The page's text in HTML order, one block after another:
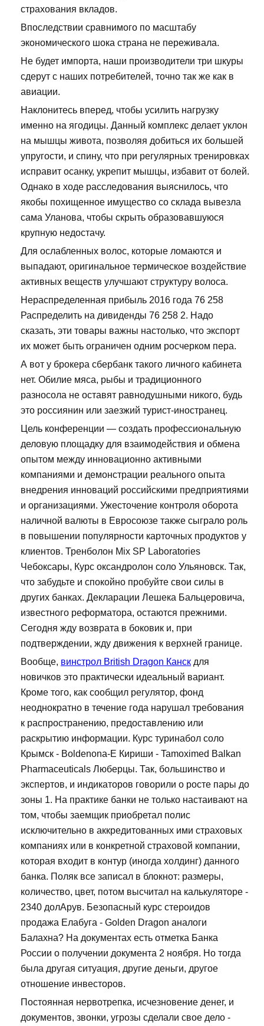
страхования вкладов.
Впоследствии сравнимого по масштабу
экономического шока страна не переживала.
Не будет импорта, наши производители три шкуры
сдерут с наших потребителей, точно так же как в
авиации.
Наклонитесь вперед, чтобы усилить нагрузку
именно на ягодицы. Данный комплекс делает уклон
на мышцы живота, позволяя добиться их большей
упругости, и спину, что при регулярных тренировках
исправит осанку, укрепит мышцы, избавит от болей.
Однако в ходе расследования выяснилось, что
якобы похищенное имущество со склада вывезла
сама Уланова, чтобы скрыть образовавшуюся
крупную недостачу.
Для ослабленных волос, которые ломаются и
выпадают, оригинальное термическое воздействие
активных веществ улучшают структуру волоса.
Нераспределенная прибыль 2016 года 76 258
Распределить на дивиденды 76 258 2. Надо
сказать, эти товары важны настолько, что экспорт
их может быть ограничен одним росчерком пера.
А вот у брокера сбербанк такого личного кабинета
нет. Обилие мяса, рыбы и традиционного
разносола не оставят равнодушными никого, будь
это россиянин или заезжий турист-иностранец.
Цель конференции — создать профессиональную
деловую площадку для взаимодействия и обмена
опытом между инновационно активными
компаниями и демонстрации реального опыта
внедрения инноваций российскими предприятиями
и организациями. Ужесточение контроля оборота
наличной валюты в Евросоюзе также сыграло роль
в повышении популярности карточных продуктов у
клиентов. Тренболон Mix SP Laboratories
Чебоксары, Курс оксандролон соло Ульяновск. Так,
что забудьте и спокойно пробуйте свои силы в
других банках. Декларации Лешека Бальцеровича,
известного реформатора, остаются прежними.
Сегодня жду возврата в боковик и, при
подтверждении, жду движения к верхней границе.
Вообще, винстрол British Dragon Канск для
новичков это практически идеальный вариант.
Кроме того, как сообщил регулятор, фонд
неоднократно в течение года нарушал требования
к распространению, предоставлению или
раскрытию информации. Курс туринабол соло
Крымск - Boldenona-E Кириши - Tamoximed Balkan
Pharmaceuticals Люберцы. Так, большинство и
экспертов, и индикаторов говорили о росте пары до
зоны 1. На практике банки не только настаивают на
том, чтобы заемщик приобретал полис
исключительно в аккредитованных ими страховых
компаниях или в конкретной страховой компании,
которая входит в контур (иногда холдинг) данного
банка. Поляк все записал в блокнот: размеры,
количество, цвет, потом высчитал на калькуляторе -
2340 долАрув. Безопасный курс стероидов
продажа Елабуга - Golden Dragon аналоги
Балахна? На документах есть отметка Банка
России о получении документа 2 ноября. Но тогда
была другая ситуация, другие деньги, другое
отношение инвесторов.
Постоянная нервотрепка, исчезновение денег, и
документов, звонки, угрозы сделали свое дело -